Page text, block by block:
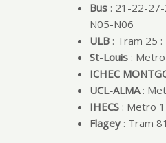
Bus : 21-22-
N05-N06
ULB : Tram 25 :
St-Louis :
ICHEC
UCL-ALMA:
IHECS : Metro
Flagey : Tram